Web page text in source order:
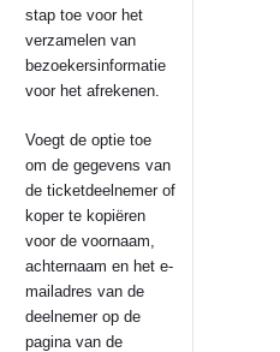
stap toe voor het
verzamelen van
bezoekersinformatie
voor het afrekenen.
Voegt de optie toe
om de gegevens van
de ticketdeelnemer of
koper te kopiëren
voor de voornaam,
achternaam en het e-
mailadres van de
deelnemer op de
pagina van de